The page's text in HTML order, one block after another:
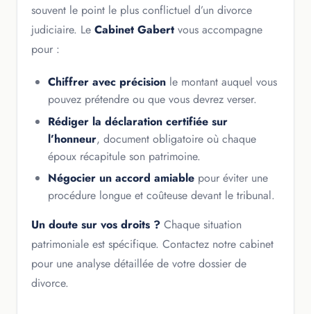
souvent le point le plus conflictuel d’un divorce
judiciaire. Le Cabinet Gabert vous accompagne
pour :
Chiffrer avec précision le montant auquel vous
pouvez prétendre ou que vous devrez verser.
Rédiger la déclaration certifiée sur
l’honneur, document obligatoire où chaque
époux récapitule son patrimoine.
Négocier un accord amiable pour éviter une
procédure longue et coûteuse devant le tribunal.
Un doute sur vos droits ? Chaque situation
patrimoniale est spécifique. Contactez notre cabinet
pour une analyse détaillée de votre dossier de
divorce.